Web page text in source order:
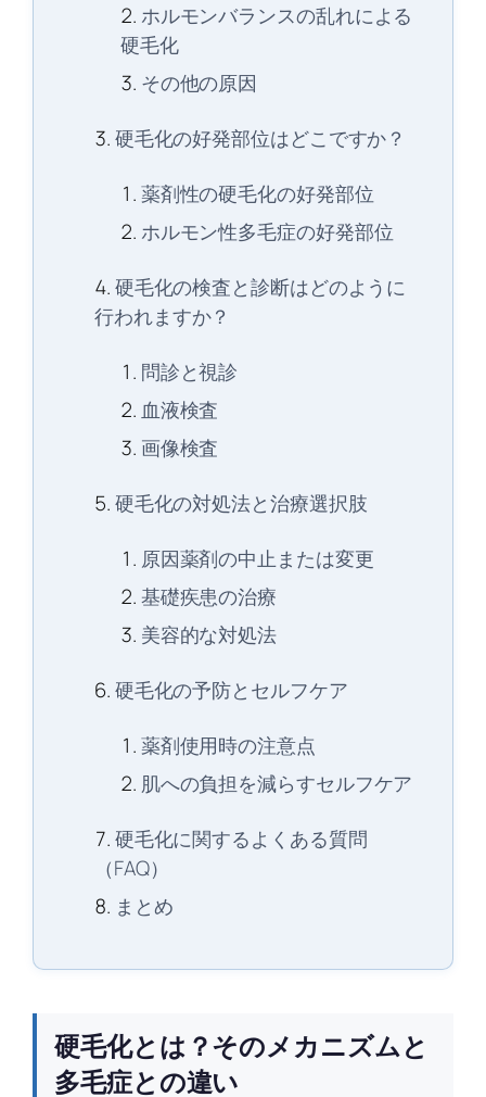
ホルモンバランスの乱れによる
硬毛化
その他の原因
硬毛化の好発部位はどこですか？
薬剤性の硬毛化の好発部位
ホルモン性多毛症の好発部位
硬毛化の検査と診断はどのように
行われますか？
問診と視診
血液検査
画像検査
硬毛化の対処法と治療選択肢
原因薬剤の中止または変更
基礎疾患の治療
美容的な対処法
硬毛化の予防とセルフケア
薬剤使用時の注意点
肌への負担を減らすセルフケア
硬毛化に関するよくある質問
（FAQ）
まとめ
硬毛化とは？そのメカニズムと
多毛症との違い